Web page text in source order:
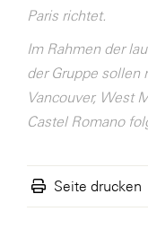
Paris richtet.
Im Rahmen der
der Gruppe sollen
Vancouver, West
Castel Romano
Seite drucken